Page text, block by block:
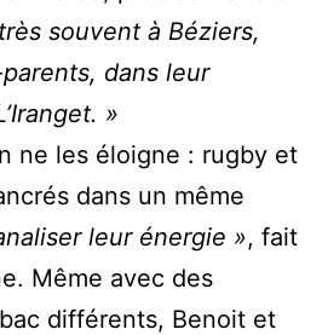
souvent à Béziers,
dans leur
»
ne les éloigne : rugby et
dans un même
leur énergie », fait
Même avec des
différents, Benoit et